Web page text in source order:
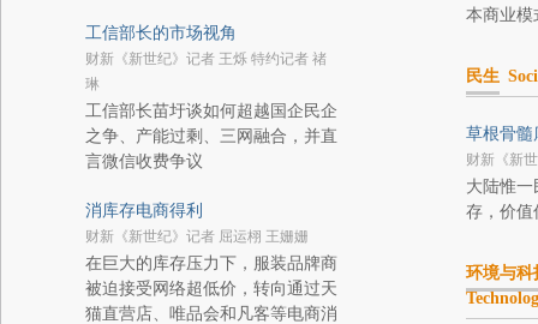
工信部长的市场视角
财新《新世纪》记者 王烁 特约记者 禇
琳
工信部长苗圩谈如何超越国企民企
之争、产能过剩、三网融合，并直
言微信收费争议
消库存电商得利
财新《新世纪》记者 屈运栩 王姗姗
在巨大的库存压力下，服装品牌商
被迫接受网络超低价，转向通过天
猫直营店、唯品会和凡客等电商消
本商业模
民生
草根骨髓
财新《新
大陆惟
存，价值
环境与科